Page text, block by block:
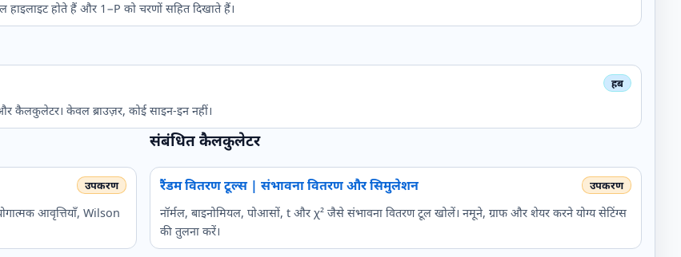
होते हैं और 1−P को चरणों सहित दिखाते हैं।
कैलकुलेटर। केवल ब्राउज़र, कोई साइन-इन नहीं।
आवृत्तियाँ, Wilson
संबंधित कैलकुलेटर
रैंडम वितरण टूल्स | संभावना वितरण और सिमुलेशन
नॉर्मल, बाइनोमियल, पोआसों, t और χ² जैसे संभावना वितरण टूल खोलें। नमूने, ग्राफ और शेयर करने योग्य सेटिंग्स
की तुलना करें।